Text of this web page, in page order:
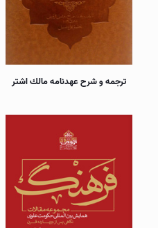
ترجمه و شرح عهدنامه مالك اشتر